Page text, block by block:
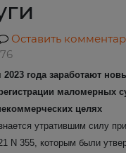
Оставить
года заработают
маломерных
целях
утратившим силу
N 355, которым были